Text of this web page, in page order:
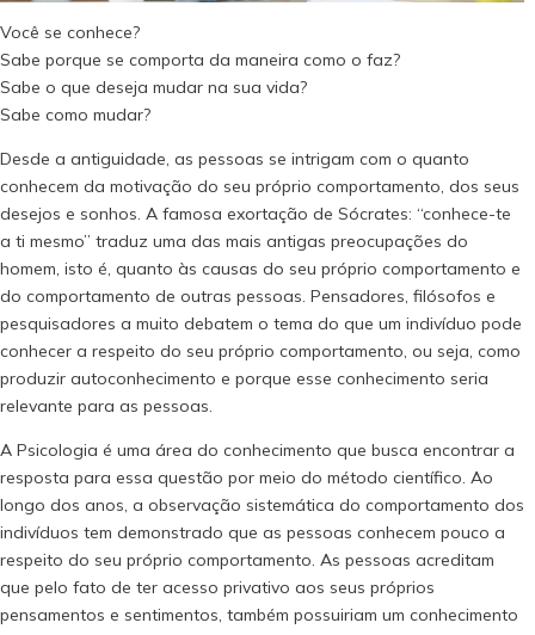
Você se conhece?
Sabe porque se comporta da maneira como o faz?
Sabe o que deseja mudar na sua vida?
Sabe como mudar?
Desde a antiguidade, as pessoas se intrigam com o quanto
conhecem da motivação do seu próprio comportamento, dos seus
desejos e sonhos. A famosa exortação de Sócrates: “conhece-te
a ti mesmo” traduz uma das mais antigas preocupações do
homem, isto é, quanto às causas do seu próprio comportamento e
do comportamento de outras pessoas. Pensadores, filósofos e
pesquisadores a muito debatem o tema do que um indivíduo pode
conhecer a respeito do seu próprio comportamento, ou seja, como
produzir autoconhecimento e porque esse conhecimento seria
relevante para as pessoas.
A Psicologia é uma área do conhecimento que busca encontrar a
resposta para essa questão por meio do método científico. Ao
longo dos anos, a observação sistemática do comportamento dos
indivíduos tem demonstrado que as pessoas conhecem pouco a
respeito do seu próprio comportamento. As pessoas acreditam
que pelo fato de ter acesso privativo aos seus próprios
pensamentos e sentimentos, também possuiriam um conhecimento